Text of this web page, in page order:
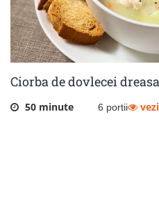
Ciorba de dovlecei
50 minute 6 portii